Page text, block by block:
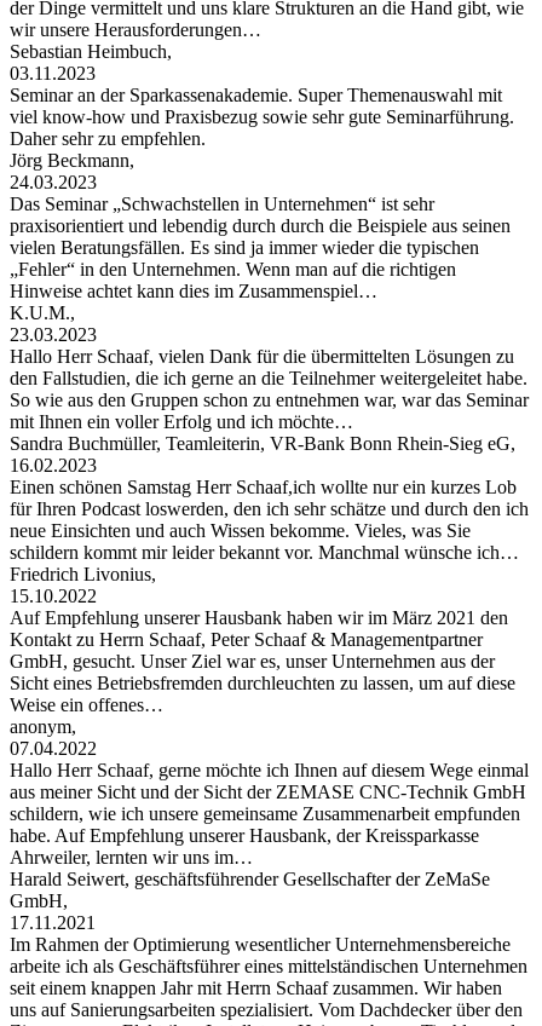
der Dinge vermittelt und uns klare Strukturen an die Hand gibt, wie
wir unsere Herausforderungen…
Sebastian Heimbuch,
03.11.2023
Seminar an der Sparkassenakademie. Super Themenauswahl mit
viel know-how und Praxisbezug sowie sehr gute Seminarführung.
Daher sehr zu empfehlen.
Jörg Beckmann,
24.03.2023
Das Seminar „Schwachstellen in Unternehmen“ ist sehr
praxisorientiert und lebendig durch durch die Beispiele aus seinen
vielen Beratungsfällen. Es sind ja immer wieder die typischen
„Fehler“ in den Unternehmen. Wenn man auf die richtigen
Hinweise achtet kann dies im Zusammenspiel…
K.U.M.,
23.03.2023
Hallo Herr Schaaf, vielen Dank für die übermittelten Lösungen zu
den Fallstudien, die ich gerne an die Teilnehmer weitergeleitet habe.
So wie aus den Gruppen schon zu entnehmen war, war das Seminar
mit Ihnen ein voller Erfolg und ich möchte…
Sandra Buchmüller, Teamleiterin, VR-Bank Bonn Rhein-Sieg eG,
16.02.2023
Einen schönen Samstag Herr Schaaf,ich wollte nur ein kurzes Lob
für Ihren Podcast loswerden, den ich sehr schätze und durch den ich
neue Einsichten und auch Wissen bekomme. Vieles, was Sie
schildern kommt mir leider bekannt vor. Manchmal wünsche ich…
Friedrich Livonius,
15.10.2022
Auf Empfehlung unserer Hausbank haben wir im März 2021 den
Kontakt zu Herrn Schaaf, Peter Schaaf & Managementpartner
GmbH, gesucht. Unser Ziel war es, unser Unternehmen aus der
Sicht eines Betriebsfremden durchleuchten zu lassen, um auf diese
Weise ein offenes…
anonym,
07.04.2022
Hallo Herr Schaaf, gerne möchte ich Ihnen auf diesem Wege einmal
aus meiner Sicht und der Sicht der ZEMASE CNC-Technik GmbH
schildern, wie ich unsere gemeinsame Zusammenarbeit empfunden
habe. Auf Empfehlung unserer Hausbank, der Kreissparkasse
Ahrweiler, lernten wir uns im…
Harald Seiwert, geschäftsführender Gesellschafter der ZeMaSe
GmbH,
17.11.2021
Im Rahmen der Optimierung wesentlicher Unternehmensbereiche
arbeite ich als Geschäftsführer eines mittelständischen Unternehmen
seit einem knappen Jahr mit Herrn Schaaf zusammen. Wir haben
uns auf Sanierungsarbeiten spezialisiert. Vom Dachdecker über den